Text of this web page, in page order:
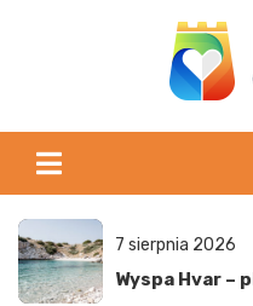
6 sierpnia 2026
Durres –